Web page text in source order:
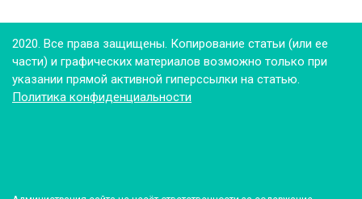
2020. Все права защищены. Копирование статьи (или ее
части) и графических материалов возможно только при
указании прямой активной гиперссылки на статью.
Политика конфиденциальности